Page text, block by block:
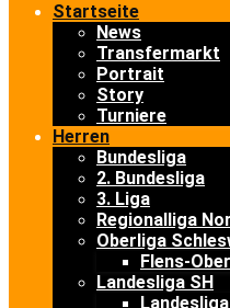
Startseite
News
Transfermarkt
Portrait
Story
Turniere
Herren
Bundesliga
2. Bundesliga
3. Liga
Regionalliga
Oberliga
Flens-
Landesliga SH